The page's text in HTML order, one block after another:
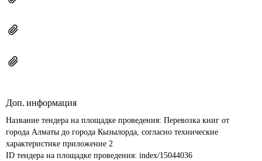
Доп. информация
Название тендера на площадке проведения: Перевозка книг от
города Алматы до города Кызылорда, согласно технические
характеристике приложение 2
ID тендера на площадке проведения: index/15044036